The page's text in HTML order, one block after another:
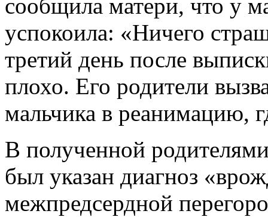
сообщила матери, что у
успокоила: «Ничего
третий день после
плохо. Его родители
мальчика в реанимацию,
В полученной
был указан диагноз
межпредсердной